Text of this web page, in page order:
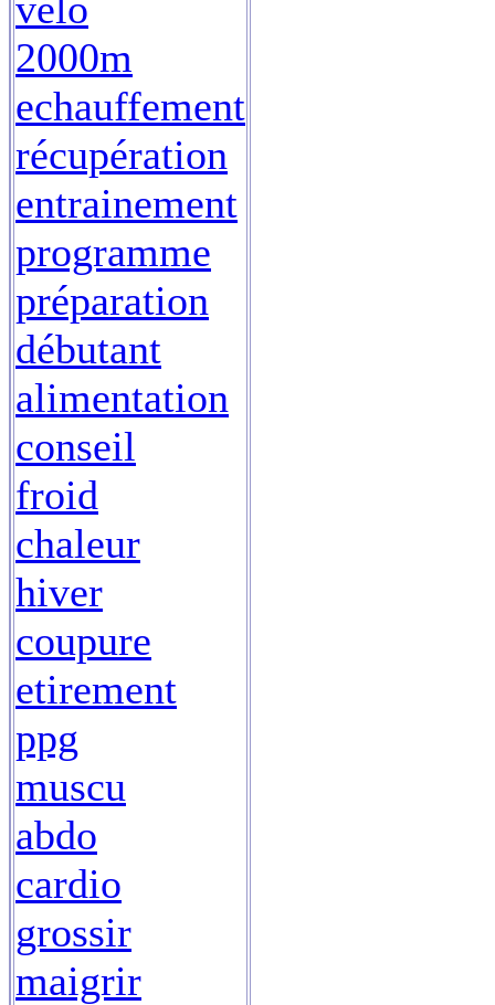
2000m
echauffement
récupération
entrainement
programme
préparation
débutant
alimentation
conseil
froid
chaleur
hiver
coupure
etirement
ppg
muscu
abdo
cardio
grossir
maigrir